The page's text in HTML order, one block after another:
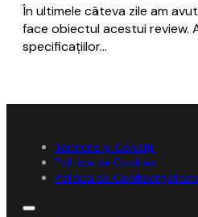
În ultimele câteva zile am
face obiectul acestui review.
specificațiilor…
Termene și Condiții
Politica de Cookies
Politica de